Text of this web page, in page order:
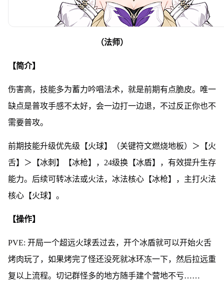
（法师）
【简介】
伤害高，技能多为蓄力吟唱法术，就是前期有点脆皮。唯一
缺点是普攻手感不太好，会一边打一边退，不过反正你也不
需要普攻。
前期技能升级优先级【火球】（关键符文燃烧地板）＞【火
舌】＞【冰刺】【冰枪】，24级换【冰盾】，有效提升生存
能力。后续可转冰法或火法，冰法核心【冰枪】，主打火法
核心【火球】。
【操作】
PVE: 开局一个超远火球丢过去，开个冰盾就可以开始火舌
烤肉玩了，如果烤完了怪还没死就冰环冻一下，然后拉远重
复以上流程。切记群怪多的地方随手建个营地不亏……